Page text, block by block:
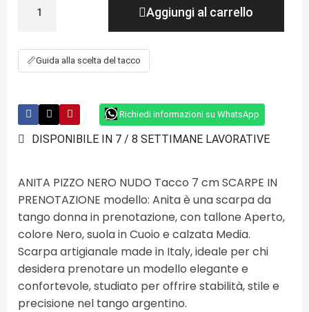
Aggiungi al carrello
📏Guida alla scelta del tacco
Richiedi informazioni su WhatsApp
DISPONIBILE IN 7 / 8 SETTIMANE LAVORATIVE
ANITA PIZZO NERO NUDO Tacco 7 cm SCARPE IN
PRENOTAZIONE modello: Anita è una scarpa da
tango donna in prenotazione, con tallone Aperto,
colore Nero, suola in Cuoio e calzata Media.
Scarpa artigianale made in Italy, ideale per chi
desidera prenotare un modello elegante e
confortevole, studiato per offrire stabilità, stile e
precisione nel tango argentino.